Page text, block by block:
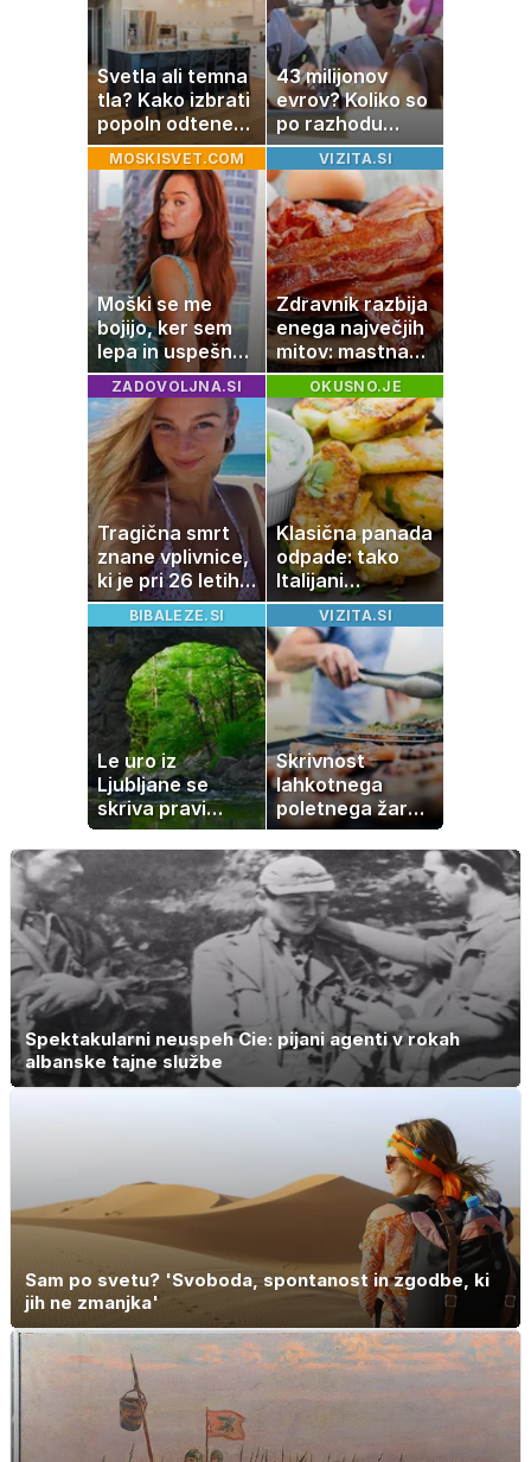
Svetla ali temna
tla? Kako izbrati
popoln odtenek
za vaš dom
43 milijonov
evrov? Koliko so
po razhodu
zahtevale ali
prejele
partnerice
športnih
zvezdnikov
MOSKISVET.COM
Moški se me
bojijo, ker sem
lepa in uspešna:
Misica razkrila,
zakaj je še
vedno samska
VIZITA.SI
Zdravnik razbija
enega največjih
mitov: mastna
jetra ne
nastanejo zaradi
slanine, temveč
zaradi živila, ki
ga imamo vsi
radi
ZADOVOLJNA.SI
Tragična smrt
znane vplivnice,
ki je pri 26 letih
izgubila boj z
boleznijo
OKUSNO.JE
Klasična panada
odpade: tako
Italijani
pripravijo
slastne ocvrte
bučke
BIBALEZE.SI
Le uro iz
Ljubljane se
skriva pravi
naravni čudež:
izlet, ki bo
navdušil otroke
VIZITA.SI
Skrivnost
lahkotnega
poletnega žara,
po katerem ne
boste
potrebovali
popoldanskega
spanca
Spektakularni neuspeh Cie: pijani agenti v rokah
albanske tajne službe
Sam po svetu? 'Svoboda, spontanost in zgodbe, ki
jih ne zmanjka'